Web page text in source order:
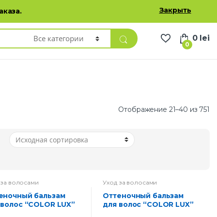
Избранные товары Русский
0
0 lei
Отображение 21–40 из 751
волосами
“COLOR LUX”
Уход за волосами
Оттеночный бальзам
для волос “COLOR LUX”
Закрыть